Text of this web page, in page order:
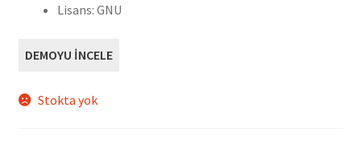
Lisans: GNU
DEMOYU İNCELE
Stokta yok